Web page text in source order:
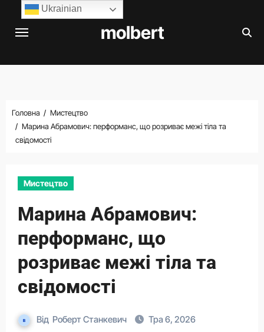
Перейти
molbert
Головна
Мистецтво
Марина Абрамович: перформанс, що розриває межі тіла та
свідомості
Мистецтво
Марина Абрамович:
перформанс, що
розриває межі тіла та
свідомості
Від Роберт Станкевич Тра 6, 2026
Ukrainian